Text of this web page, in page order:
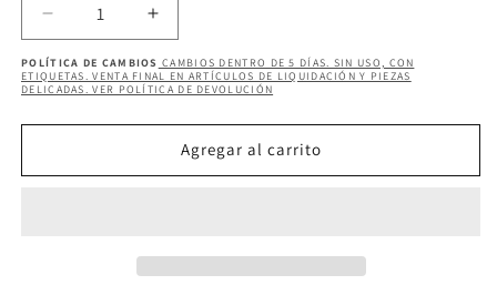
Reducir
cantidad
para
YANIS
Aumentar
cantidad
para
YANIS
PLUS
POLÍTICA DE CAMBIOS CAMBIOS DENTRO DE 5 DÍAS. SIN USO, CON
ETIQUETAS. VENTA FINAL EN ARTÍCULOS DE LIQUIDACIÓN Y PIEZAS
DELICADAS. VER POLÍTICA DE DEVOLUCIÓN
Agregar al carrito